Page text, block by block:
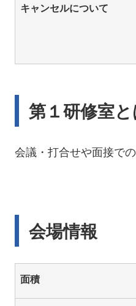
キャンセルについて
第１研修室と
会議・打合せや面接で
会場情報
面積